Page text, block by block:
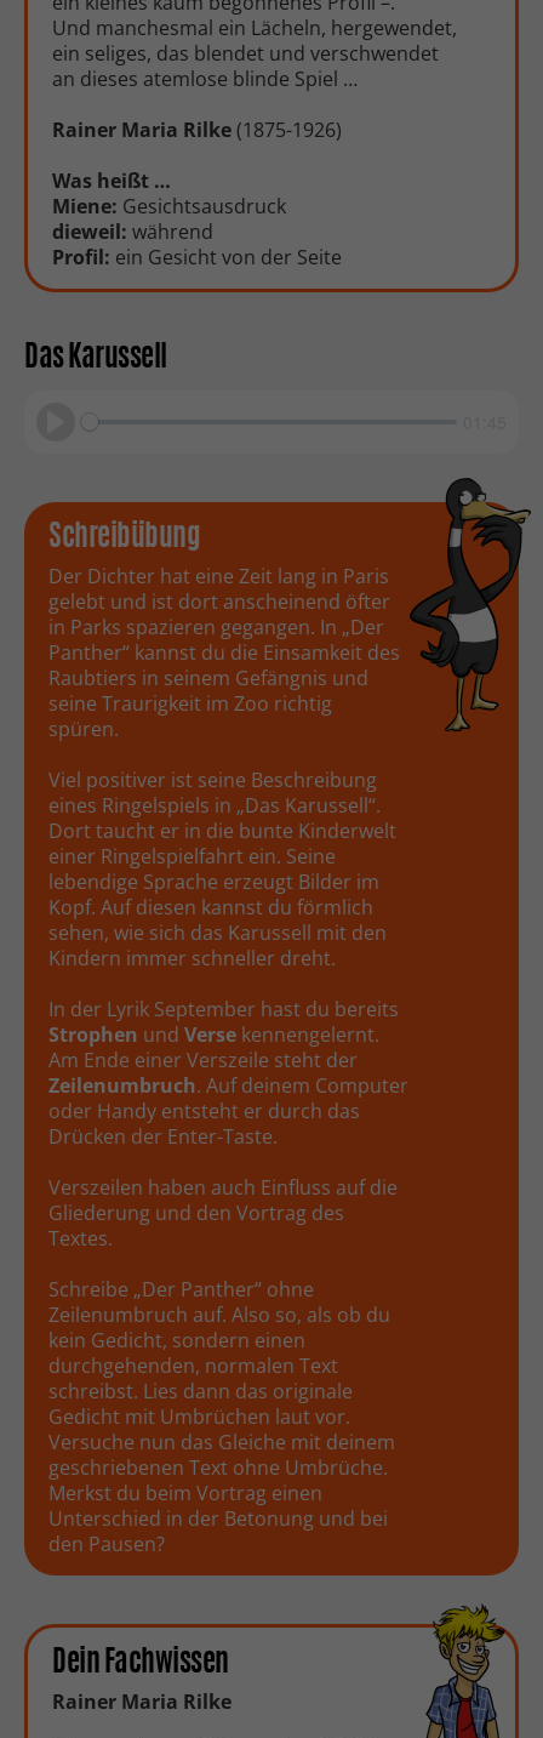
Und manchesmal ein Lächeln, hergewendet,
ein seliges, das blendet und verschwendet
an dieses atemlose blinde Spiel …
Rainer Maria Rilke(1875-1926)
Was heißt …
Miene: Gesichtsausdruck
dieweil: während
Profil: ein Gesicht von der Seite
Das Karussell
Schreibübung
Der Dichter hat eine Zeit lang in Paris
gelebt und ist dort anscheinend öfter
in Parks spazieren gegangen. In „Der
Panther“ kannst du die Einsamkeit des
Raubtiers in seinem Gefängnis und
seine Traurigkeit im Zoo richtig
spüren.
Viel positiver ist seine Beschreibung
eines Ringelspiels in „Das Karussell“.
Dort taucht er in die bunte Kinderwelt
einer Ringelspielfahrt ein. Seine
lebendige Sprache erzeugt Bilder im
Kopf. Auf diesen kannst du förmlich
sehen, wie sich das Karussell mit den
Kindern immer schneller dreht.
In der Lyrik September hast du bereits
Strophen und Verse kennengelernt.
Am Ende einer Verszeile steht der
Zeilenumbruch. Auf deinem Computer
oder Handy entsteht er durch das
Drücken der Enter-Taste.
Verszeilen haben auch Einfluss auf die
Gliederung und den Vortrag des
Textes.
Schreibe „Der Panther“ ohne
Zeilenumbruch auf. Also so, als ob du
kein Gedicht, sondern einen
durchgehenden, normalen Text
schreibst. Lies dann das originale
Gedicht mit Umbrüchen laut vor.
Versuche nun das Gleiche mit deinem
geschriebenen Text ohne Umbrüche.
Merkst du beim Vortrag einen
Unterschied in der Betonung und bei
den Pausen?
Dein Fachwissen
Rainer Maria Rilke